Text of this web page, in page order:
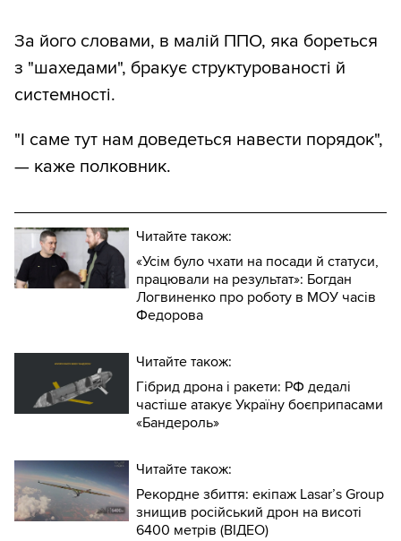
За його словами, в малій ППО, яка бореться
з "шахедами", бракує структурованості й
системності.
"І саме тут нам доведеться навести порядок",
— каже полковник.
Читайте також:
«Усім було чхати на посади й статуси,
працювали на результат»: Богдан
Логвиненко про роботу в МОУ часів
Федорова
Читайте також:
Гібрид дрона і ракети: РФ дедалі
частіше атакує Україну боєприпасами
«Бандероль»
Читайте також:
Рекордне збиття: екіпаж Lasar’s Group
знищив російський дрон на висоті
6400 метрів (ВІДЕО)